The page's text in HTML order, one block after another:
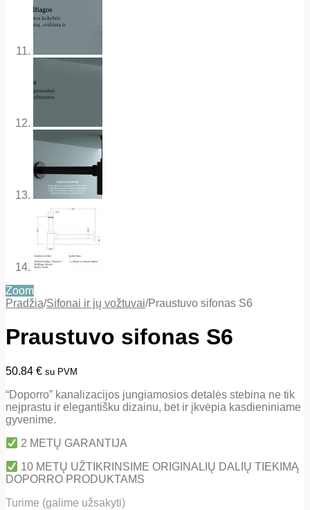
Zoom
Pradžia/Sifonai ir jų vožtuvai/Praustuvo sifonas S6
Praustuvo sifonas S6
50.84 € su PVM
“Doporro” kanalizacijos jungiamosios detalės stebina ne tik
neįprastu ir elegantišku dizainu, bet ir įkvėpia kasdieniniame
gyvenime.
2 METŲ GARANTIJA
10 METŲ UŽTIKRINSIME ORIGINALIŲ DALIŲ TIEKIMĄ
DOPORRO PRODUKTAMS
Turime (galime užsakyti)